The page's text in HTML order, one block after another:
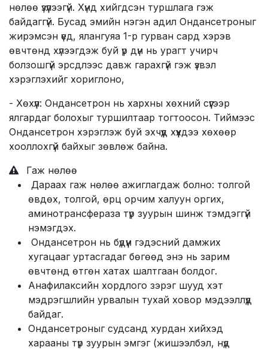
нөлөө үзүүлээгүй. Хүнд хийгдсэн туршлага гэж
байдаггүй. Бусад эмийн нэгэн адил Oндансетроныг
жирэмсэн үед, ялангуяа 1-р гурван сард хэрэв
өвчтөнд хүлээгдэж буй үр дүн нь урагт учирч
болзошгүй эрсдлээс давж гарахгүй гэж үзвэл
хэрэглэхийг хориглоно,
- Хөхүүл: Ондансетрон нь хархны хөхний сүүгээр
ялгардаг болохыг туршилтаар тогтоосон. Тиймээс
Ондансетрон хэрэглэж буй эхчүүд хүүхдээ хөхөөр
хооллохгүй байхыг зөвлөж байна.
Гаж нөлөө
Дараах гаж нөлөө ажиглагдаж болно: толгой
өвдөх, толгой, өрц орчим халуун оргих,
аминотрансфераза түр зуурын шинж тэмдэггүй
нэмэгдэх.
Ондансетрон нь бүдүүн гэдэсний дамжих
хугацааг уртасгадаг бөгөөд энэ нь зарим
өвчтөнд өтгөн хатах шалтгаан болдог.
Анафилаксийн хордлого зэрэг шууд хэт
мэдрэгшлийн урвалын тухай ховор мэдээллүүд
байдаг.
Ондансетроныг судсанд хурдан хийхэд
харааны түр зуурын эмгэг (жишээлбэл, нүд